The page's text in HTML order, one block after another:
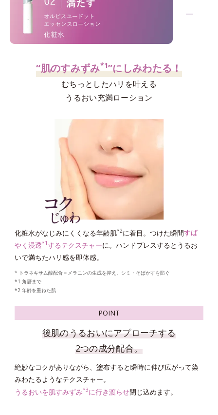
不要な角層*1を絡めとり、くすみ
高密着マイルドピーリング
高評価を誇るオルビス屈指の人気洗顔料。泡の
を両立させる設計。
* グリチルリチン酸ジカリウム *4＝肌荒れ防止有効成分
*1 剥がれずに肌に蓄積した古い角層
*2 古い角質による
*3 洗浄による物理的効果
*4 グリチルリチン酸2K
POINT
2つを両立する
蓄積した古い角質をおだやかに取り去る
と、洗顔後に肌に残る「シルキースムース成分 *6 」を配合。
−
“肌のすみずみ*1”にしみわたる！
むちっとしたハリを叶える
うるおい充満ローション
化粧水がなじみにくくなる年齢肌*2に着目。つけた瞬間すば
やく浸透*1するテクスチャーに。ハンドプレスするとうるお
いで満ちたハリ感を即体感。
* トラネキサム酸配合＝メラニンの生成を抑え、シミ・そばかすを防ぐ
*1 角層まで
*2 年齢を重ねた肌
POINT
後肌のうるおいにアプローチする
2つの成分配合。
絶妙なコクがありながら、塗布すると瞬時に伸び広がって染
みわたるようなテクスチャー。
うるおいを肌すみずみ*3に行き渡らせ閉じ込めます。